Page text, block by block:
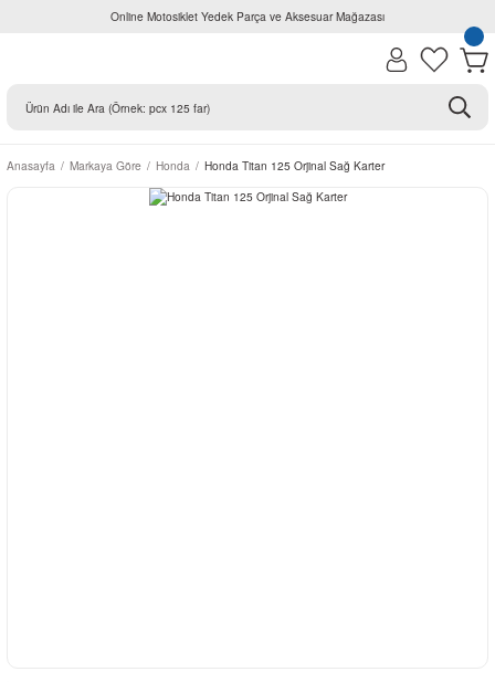
Online Motosiklet Yedek Parça ve Aksesuar Mağazası
Anasayfa Markaya Göre Honda Honda Titan 125 Orjinal Sağ Karter